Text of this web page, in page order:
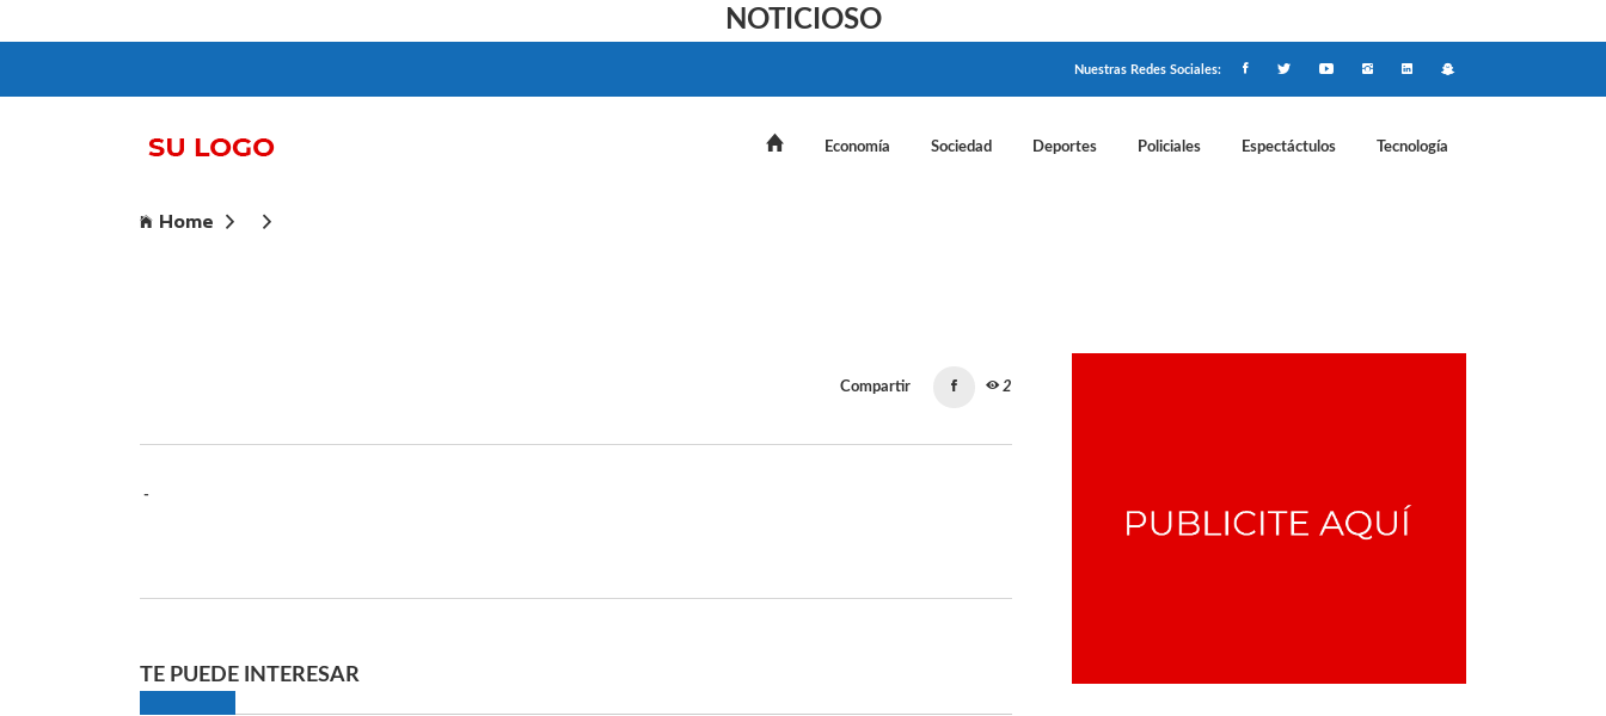
NOTICIOSO
Nuestras Redes Sociales:
Economía Sociedad Deportes Policiales Espectáctulos Tecnología
Home
Compartir 2
-
TE PUEDE INTERESAR